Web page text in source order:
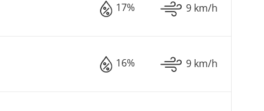
17% 9 km/h
16% 9 km/h